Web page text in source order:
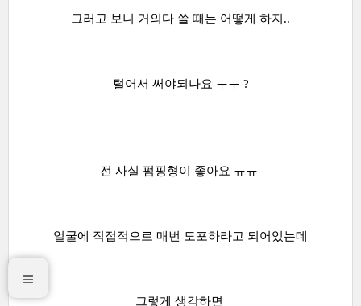
그러고 보니 거의다 쓸 때는 어떻게 하지..
털어서 써야되나요 ㅜㅜ ?
전 사실 펌핑형이 좋아요 ㅠㅠ
얼굴에 직접적으로 매번 도포하라고 되어있는데
그렇게 생각하면